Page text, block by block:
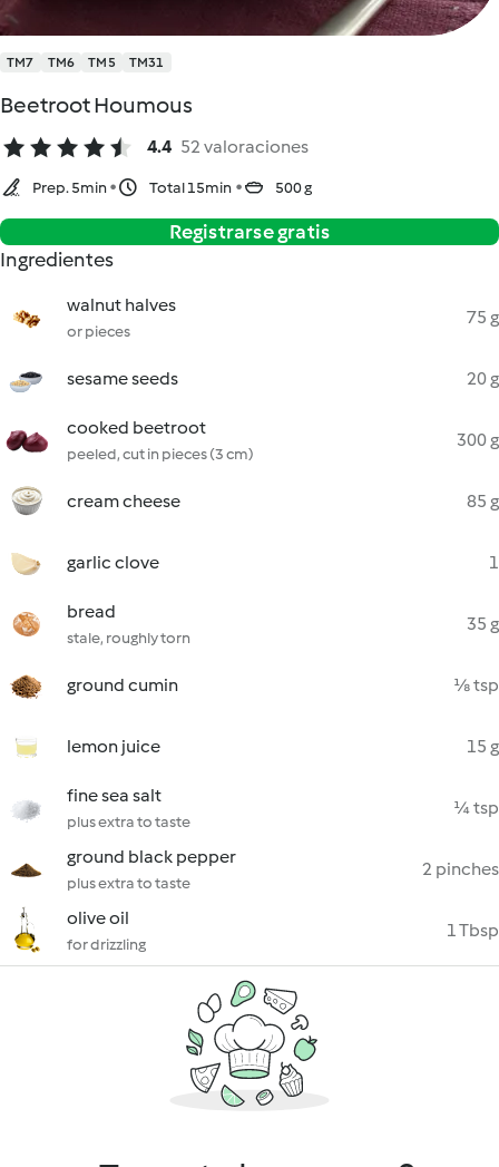
TM7 TM6 TM5 TM31
Beetroot Houmous
4.4 52 valoraciones
Prep. 5min Total 15min 500 g
Registrarse gratis
Ingredientes
walnut halves
or pieces
75 g
sesame seeds 20 g
cooked beetroot
peeled, cut in pieces (3 cm)
300 g
cream cheese 85 g
garlic clove 1
bread
stale, roughly torn
35 g
ground cumin ⅛ tsp
lemon juice 15 g
fine sea salt
plus extra to taste
¼ tsp
ground black pepper
plus extra to taste
2 pinches
olive oil
for drizzling
1 Tbsp